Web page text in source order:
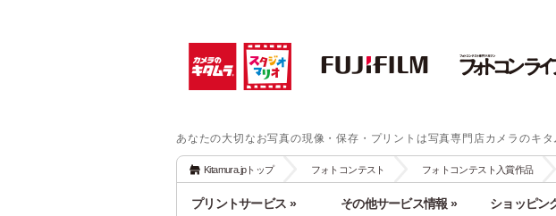
あなたの大切なお写真の現像・保存・プリントは写真専門店カメラのキタ
Kitamura.jpトップ フォトコンテスト フォトコンテスト入賞作品
プリントサービス » その他サービス情報 » ショッピン